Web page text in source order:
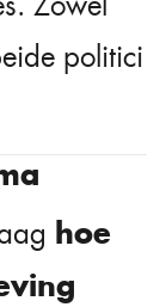
politici
hoe